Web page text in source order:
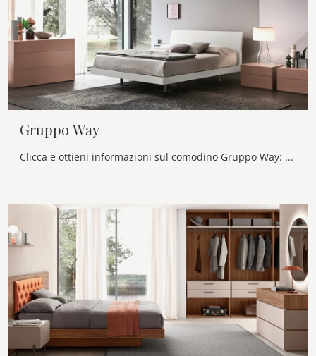
Gruppo Way
Clicca e ottieni informazioni sul comodino Gruppo Way: Comodini e cassettiere di Maronese sono ideali per spazi moderni.